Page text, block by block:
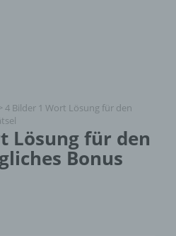
4 Bilder 1 Wort Lösung für den
Lösung für den
Bonus